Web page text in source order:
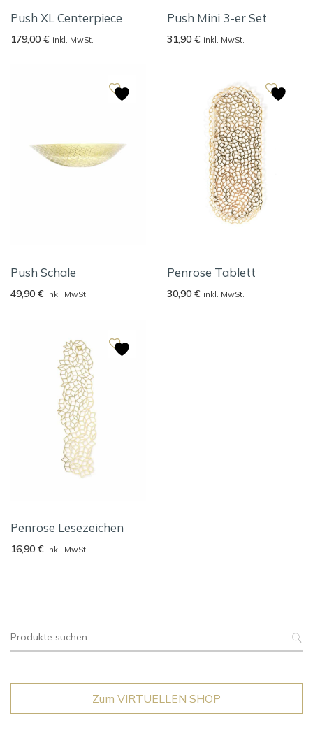
Push XL Centerpiece
179,00 € inkl. MwSt.
Push Mini 3-er Set
31,90 € inkl. MwSt.
Push Schale
49,90 € inkl. MwSt.
Penrose Tablett
30,90 € inkl. MwSt.
Penrose Lesezeichen
16,90 € inkl. MwSt.
Suche
Zum VIRTUELLEN SHOP